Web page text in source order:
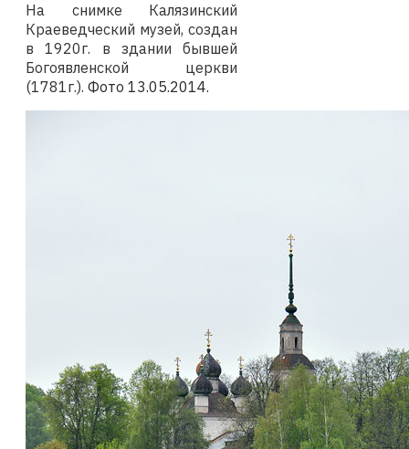
На снимке Калязинский
Краеведческий музей, создан
в 1920г. в здании бывшей
Богоявленской церкви
(1781г.). Фото 13.05.2014.